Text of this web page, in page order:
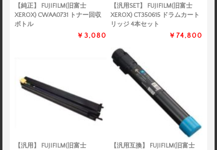
【純正】 FUJIFILM(旧富士
XEROX) CWAA0731 トナー回収
ボトル
￥3,080
【汎用SET】 FUJIFILM(旧富士
XEROX) CT350615 ドラムカート
リッジ 4本セット
￥74,800
【汎用】 FUJIFILM(旧富士
【汎用互換】 FUJIFILM(旧富士